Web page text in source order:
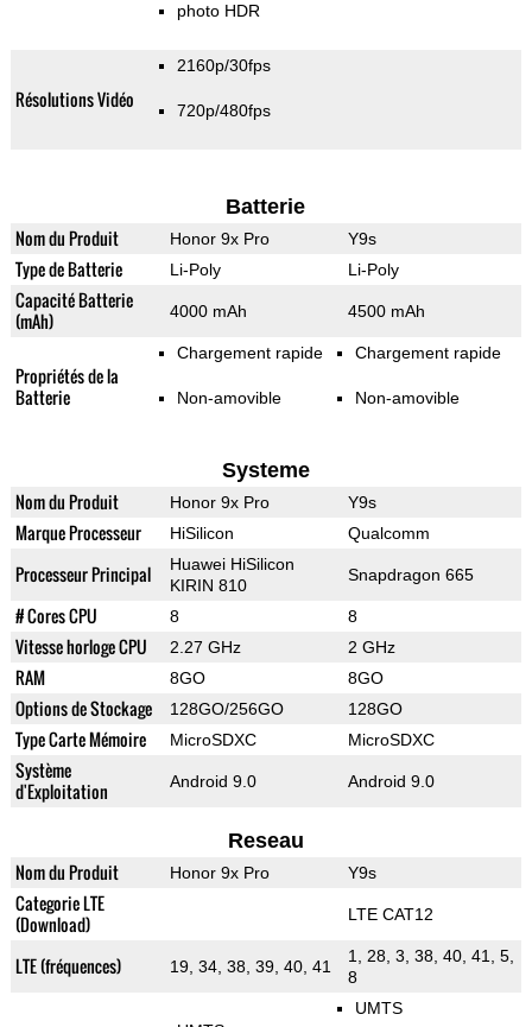
photo HDR
Résolutions Vidéo
2160p/30fps
720p/480fps
Batterie
Nom du Produit Honor 9x Pro Y9s
Type de Batterie Li-Poly Li-Poly
Capacité Batterie
(mAh)
4000 mAh 4500 mAh
Propriétés de la
Batterie
Chargement rapide
Non-amovible
Chargement rapide
Non-amovible
Systeme
Nom du Produit Honor 9x Pro Y9s
Marque Processeur HiSilicon Qualcomm
Processeur Principal
Huawei HiSilicon
KIRIN 810
Snapdragon 665
# Cores CPU 8 8
Vitesse horloge CPU 2.27 GHz 2 GHz
RAM 8GO 8GO
Options de Stockage 128GO/256GO 128GO
Type Carte Mémoire MicroSDXC MicroSDXC
Système
d'Exploitation
Android 9.0 Android 9.0
Reseau
Nom du Produit Honor 9x Pro Y9s
Categorie LTE
(Download)
LTE CAT12
LTE (fréquences) 19, 34, 38, 39, 40, 41
1, 28, 3, 38, 40, 41, 5,
8
UMTS